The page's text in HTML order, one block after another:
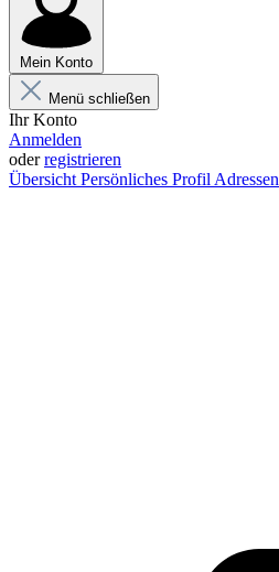
Mein Konto
Menü schließen
Ihr Konto
Anmelden
oderregistrieren
Übersicht Persönliches Profil Adressen